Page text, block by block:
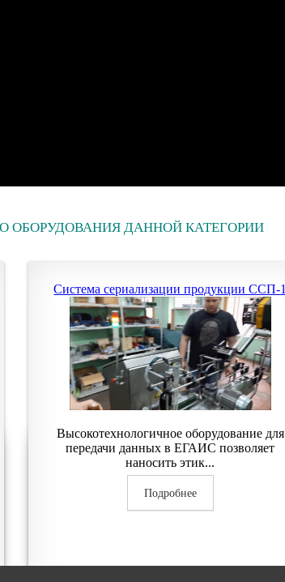
ОБОРУДОВАНИЯ ДАННОЙ КАТЕГОРИИ
Система сериализации продукции ССП-1
Высокотехнологичное оборудование для
передачи данных в ЕГАИС позволяет
наносить этик...
Подробнее